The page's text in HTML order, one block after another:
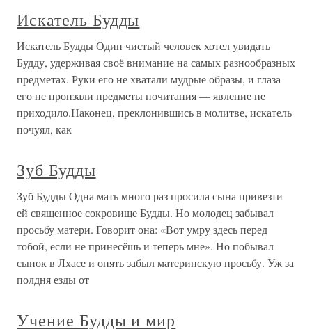
Искатель Будды
Искатель Будды Один чистый человек хотел увидать
Будду, удерживая своё внимание на самых разнообразных
предметах. Руки его не хватали мудрые образы, и глаза
его не пронзали предметы почитания — явление не
приходило.Наконец, преклонившись в молитве, искатель
почуял, как
Зуб Будды
Зуб Будды Одна мать много раз просила сына привезти
ей священное сокровище Будды. Но молодец забывал
просьбу матери. Говорит она: «Вот умру здесь перед
тобой, если не принесёшь и теперь мне». Но побывал
сынок в Лхасе и опять забыл материнскую просьбу. Уж за
полдня езды от
Учение Будды и мир